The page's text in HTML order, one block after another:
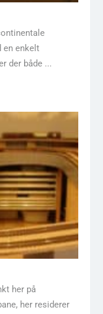
en enkelt
der både ...
her på
her residerer